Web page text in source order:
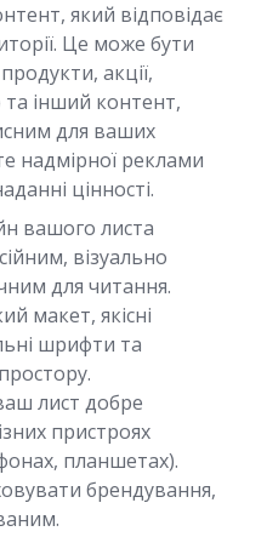
який відповідає
Це може бути
акції,
та інший контент,
для ваших
надмірної реклами
цінності.
вашого листа
візуально
для читання.
макет, якісні
шрифти та
лист добре
пристроях
планшетах).
брендування,